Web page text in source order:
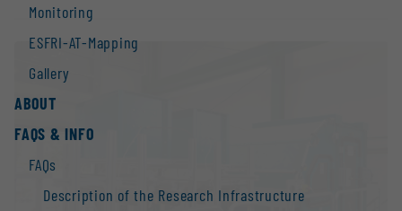
Monitoring
ESFRI-AT-Mapping
Gallery
ABOUT
FAQS & INFO
FAQs
Description of the Research Infrastructure